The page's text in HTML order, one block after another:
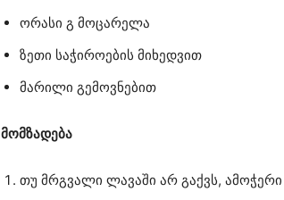
ორასი გ მოცარელა
ზეთი საჭიროების მიხედვით
მარილი გემოვნებით
მომზადება
თუ მრგვალი ლავაში არ გაქვს,